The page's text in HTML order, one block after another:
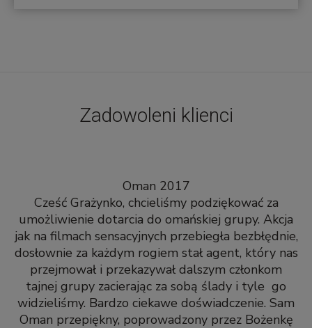
Zadowoleni klienci
Oman 2017
Cześć Grażynko, chcieliśmy podziękować za
umożliwienie dotarcia do omańskiej grupy. Akcja
jak na filmach sensacyjnych przebiegła bezbłędnie,
dosłownie za każdym rogiem stał agent, który nas
przejmował i przekazywał dalszym członkom
tajnej grupy zacierając za sobą ślady i tyle go
widzieliśmy. Bardzo ciekawe doświadczenie. Sam
Oman przepiękny, poprowadzony przez Bożenkę